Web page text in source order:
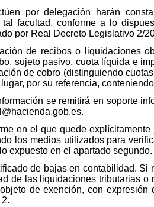
por delegación harán
tal facultad, conforme a lo
por Real Decreto Legislativo 2/
de recibos o liquidaciones
sujeto pasivo, cuota líquida e
de cobro (distinguiendo
por su referencia,
se remitirá en soporte
en el que quede
los medios utilizados para
expuesto en el apartado segundo.
de bajas en contabilidad. Si
de las liquidaciones tributarias
de exención, con